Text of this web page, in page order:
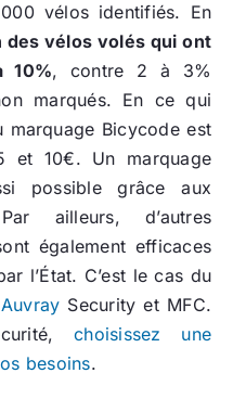
vélos identifiés. En
vélos volés qui ont
10%, contre 2 à 3%
marqués. En ce qui
Bicycode est
et 10€. Un marquage
possible grâce aux
ailleurs, d’autres
également efficaces
l’État. C’est le cas du
Auvray Security et MFC.
choisissez une
besoins.